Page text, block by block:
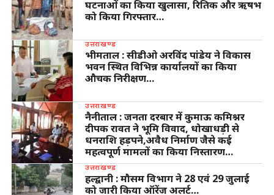
घटनाओं का किया खुलासा, रितिक और ऋषभ
को किया गिरफ्तार…
उत्तराखण्ड
भीमताल : सीडीओ अरविंद पांडेय ने विकास
भवन स्थित विभिन्न कार्यालयों का किया
औचक निरीक्षण…
उत्तराखण्ड
नैनीताल : जनता दरबार में कुमाऊ कमिश्नर
दीपक रावत ने भूमि विवाद, धोखाधड़ी से
धनराशि हड़पने,अवैध निर्माण जैसे कई
महत्वपूर्ण मामलों का किया निस्तारण…
उत्तराखण्ड
हल्द्वानी : मौसम विभाग ने 28 एवं 29 जुलाई
को जारी किया ऑरेंज अलर्ट…